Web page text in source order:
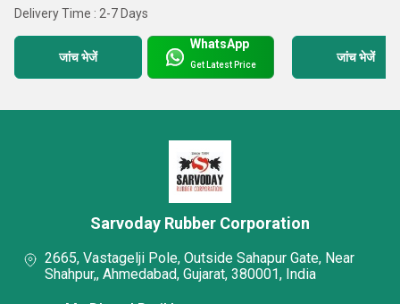
Delivery Time : 2-7 Days
जांच भेजें
WhatsApp
Get Latest Price
जांच भेजें
Sarvoday Rubber Corporation
2665, Vastagelji Pole, Outside Sahapur Gate, Near
Shahpur,, Ahmedabad, Gujarat, 380001, India